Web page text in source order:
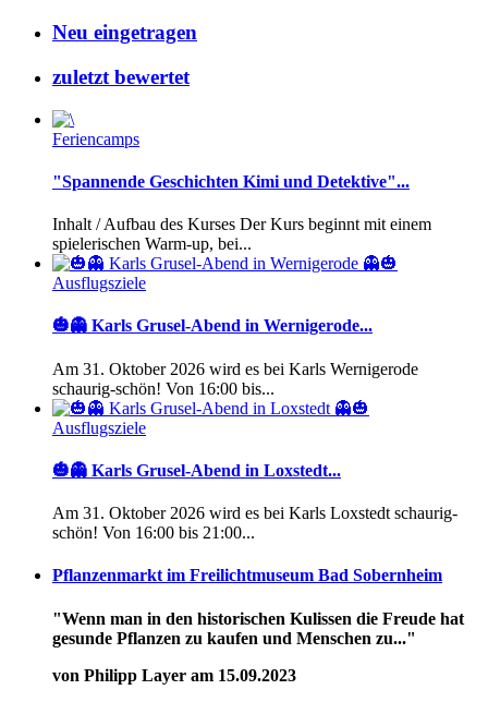
Neu eingetragen
zuletzt bewertet
Feriencamps
"Spannende Geschichten Kimi und Detektive"...
Inhalt / Aufbau des Kurses Der Kurs beginnt mit einem
spielerischen Warm-up, bei...
Ausflugsziele
🎃👻 Karls Grusel-Abend in Wernigerode...
Am 31. Oktober 2026 wird es bei Karls Wernigerode
schaurig-schön! Von 16:00 bis...
Ausflugsziele
🎃👻 Karls Grusel-Abend in Loxstedt...
Am 31. Oktober 2026 wird es bei Karls Loxstedt schaurig-
schön! Von 16:00 bis 21:00...
Pflanzenmarkt im Freilichtmuseum Bad Sobernheim
"Wenn man in den historischen Kulissen die Freude hat
gesunde Pflanzen zu kaufen und Menschen zu..."
von Philipp Layer am 15.09.2023